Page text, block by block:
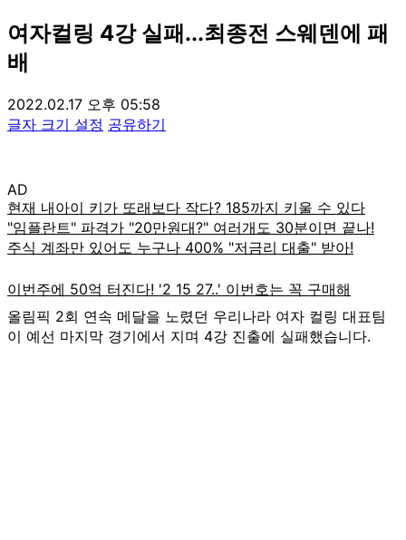
여자컬링 4강 실패...최종전 스웨덴에 패
배
2022.02.17 오후 05:58
글자 크기 설정 공유하기
AD
올림픽 2회 연속 메달을 노렸던 우리나라 여자 컬링 대표팀
이 예선 마지막 경기에서 지며 4강 진출에 실패했습니다.